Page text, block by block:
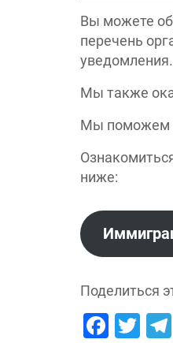
Вы можете
перечень
уведомления.
Мы также
Мы поможем
ниже:
Поделиться